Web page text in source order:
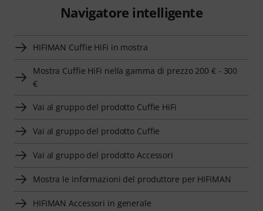
Navigatore intelligente
HIFIMAN Cuffie HiFi in mostra
Mostra Cuffie HiFi nella gamma di prezzo 200 € - 300
€
Vai al gruppo del prodotto Cuffie HiFi
Vai al gruppo del prodotto Cuffie
Vai al gruppo del prodotto Accessori
Mostra le informazioni del produttore per HIFIMAN
HIFIMAN Accessori in generale